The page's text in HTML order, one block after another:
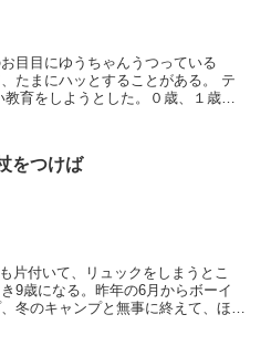
目目にゆうちゃんうつっている
たまにハッとすることがある。 テ
育をしようとした。０歳、１歳半
をつけば
片付いて、リュックをしまうとこ
9歳になる。昨年の6月からボーイ
冬のキャンプと無事に終えて、ほっ